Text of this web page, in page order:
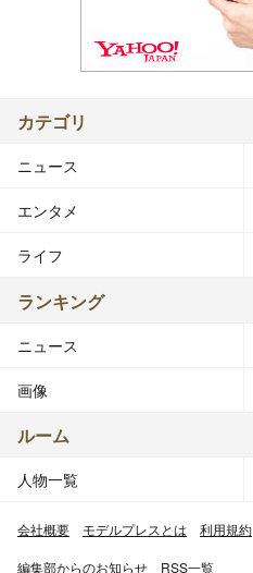
カテゴリ
ニュース
エンタメ
ライフ
ランキング
ニュース
画像
ルーム
人物一覧
会社概要 モデルプレスとは 利用規約
編集部からのお知らせ RSS一覧